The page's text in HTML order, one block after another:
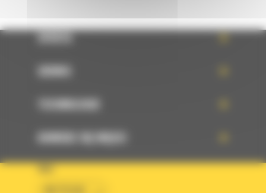
OFERTA
SERWIS
TECHNOLOGIE
DOWIEDZ SIĘ WIĘCEJ
KRAJ